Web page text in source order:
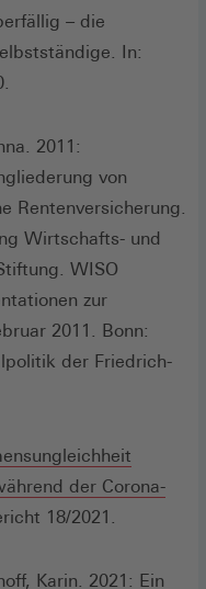
– die
In:
2011:
von
Rentenversicherung.
Wirtschafts- und
WISO
zur
2011. Bonn:
der Friedrich-
der Corona-
18/2021.
Karin. 2021: Ein